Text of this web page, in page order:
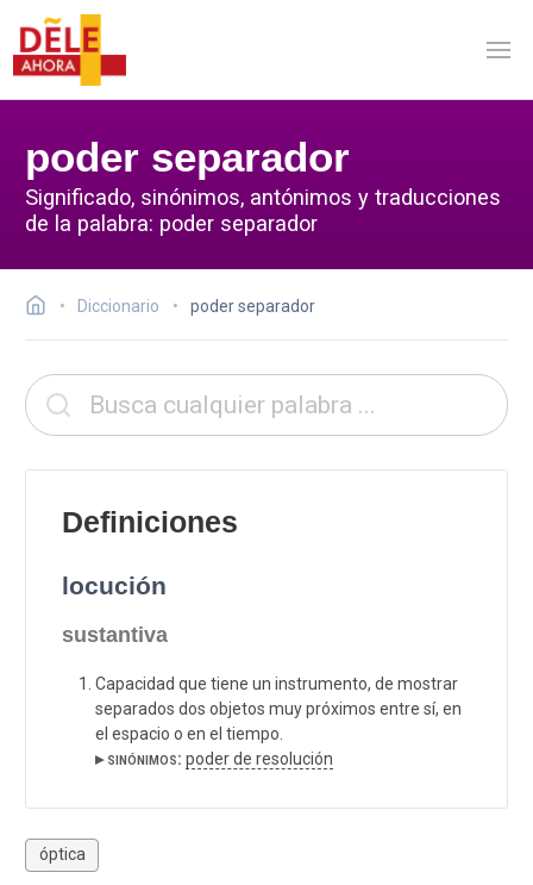
poder separador
Significado, sinónimos, antónimos y traducciones
de la palabra: poder separador
Diccionario poder separador
Definiciones
locución
sustantiva
Capacidad que tiene un instrumento, de mostrar
separados dos objetos muy próximos entre sí, en
el espacio o en el tiempo.
▸ sinónimos: poder de resolución
óptica